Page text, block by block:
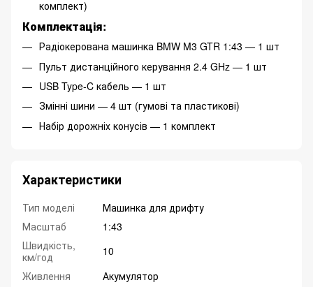
комплект)
Комплектація:
Радіокерована машинка BMW M3 GTR 1:43 — 1 шт
Пульт дистанційного керування 2.4 GHz — 1 шт
USB Type-C кабель — 1 шт
Змінні шини — 4 шт (гумові та пластикові)
Набір дорожніх конусів — 1 комплект
Характеристики
Тип моделі
Машинка для дрифту
Масштаб
1:43
Швидкість,
км/год
10
Живлення
Акумулятор